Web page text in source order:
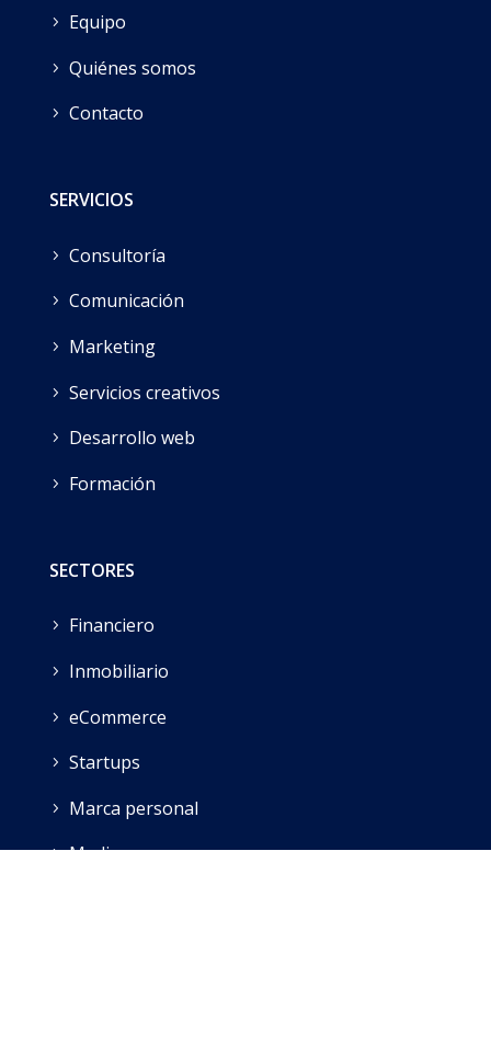
Equipo
Quiénes somos
Contacto
SERVICIOS
Consultoría
Comunicación
Marketing
Servicios creativos
Desarrollo web
Formación
SECTORES
Financiero
Inmobiliario
eCommerce
Startups
Marca personal
Medios